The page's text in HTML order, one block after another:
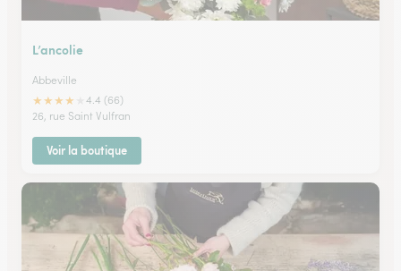
L’ancolie
Abbeville
★★★★
4.4 (66)
26, rue Saint Vulfran
Voir la boutique